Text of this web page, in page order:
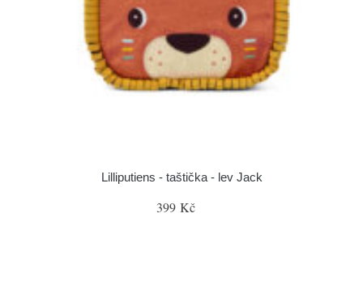
Lilliputiens - taštička - lev Jack
399 Kč